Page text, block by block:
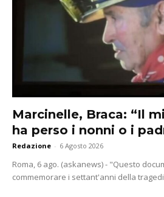
Marcinelle, Braca: “Il
ha perso i nonni o i
Redazione - 6 Agosto 2026
Roma, 6 ago. (askanews) - "Questo
commemorare i settant'anni della